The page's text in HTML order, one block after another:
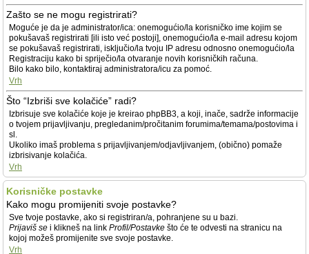
Zašto se ne mogu registrirati?
Moguće je da je administrator/ica: onemogućio/la korisničko ime kojim se
pokušavaš registrirati [ili isto već postoji], onemogućio/la e-mail adresu kojom
se pokušavaš registrirati, isključio/la tvoju IP adresu odnosno onemogućio/la
Registraciju kako bi spriječio/la otvaranje novih korisničkih računa.
Bilo kako bilo, kontaktiraj administratora/icu za pomoć.
Vrh
Što “Izbriši sve kolačiće” radi?
Izbrisuje sve kolačiće koje je kreirao phpBB3, a koji, inače, sadrže informacije
o tvojem prijavljivanju, pregledanim/pročitanim forumima/temama/postovima i
sl.
Ukoliko imaš problema s prijavljivanjem/odjavljivanjem, (obično) pomaže
izbrisivanje kolačića.
Vrh
Korisničke postavke
Kako mogu promijeniti svoje postavke?
Sve tvoje postavke, ako si registriran/a, pohranjene su u bazi.
Prijaviš se i klikneš na link Profil/Postavke što će te odvesti na stranicu na
kojoj možeš promijenite sve svoje postavke.
Vrh